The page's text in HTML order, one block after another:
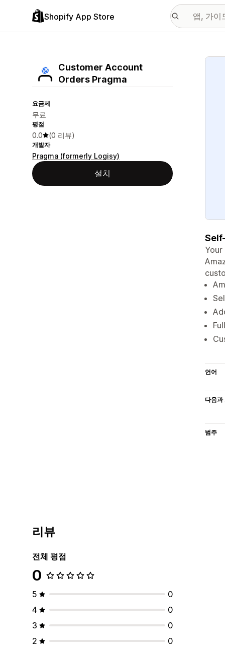
Shopify App Store
Customer Account
Orders Pragma
요금제
무료
평점
0.0 (0 리뷰)
개발자
Pragma (formerly Logisy)
설치
추천
언어
다음과
범주
리뷰
전체 평점
0
5
0
4
0
3
0
2
0